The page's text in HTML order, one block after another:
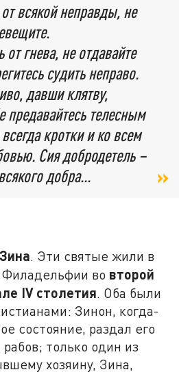
всякой неправды, не
гнева, не отдавайте
судить неправо.
давши клятву,
предавайтесь телесным
кротки и ко всем
Сия добродетель –
добра...
. Эти святые жили в
Филадельфии во второй
IVстолетия . Оба были
Зинон, когда-
состояние, раздал его
только один из
хозяину, Зина,